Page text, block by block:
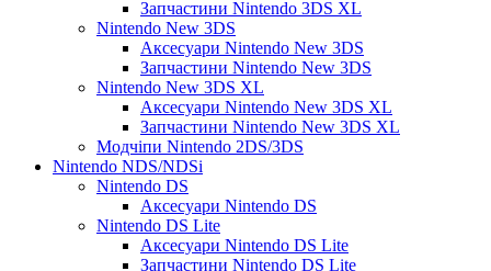
Запчастини Nintendo 3DS XL
Nintendo New 3DS
Аксесуари Nintendo New 3DS
Запчастини Nintendo New 3DS
Nintendo New 3DS XL
Аксесуари Nintendo New 3DS XL
Запчастини Nintendo New 3DS XL
Модчіпи Nintendo 2DS/3DS
Nintendo NDS/NDSi
Nintendo DS
Аксесуари Nintendo DS
Nintendo DS Lite
Аксесуари Nintendo DS Lite
Запчастини Nintendo DS Lite